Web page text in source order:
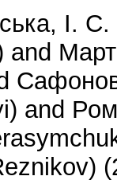
І.
and
and